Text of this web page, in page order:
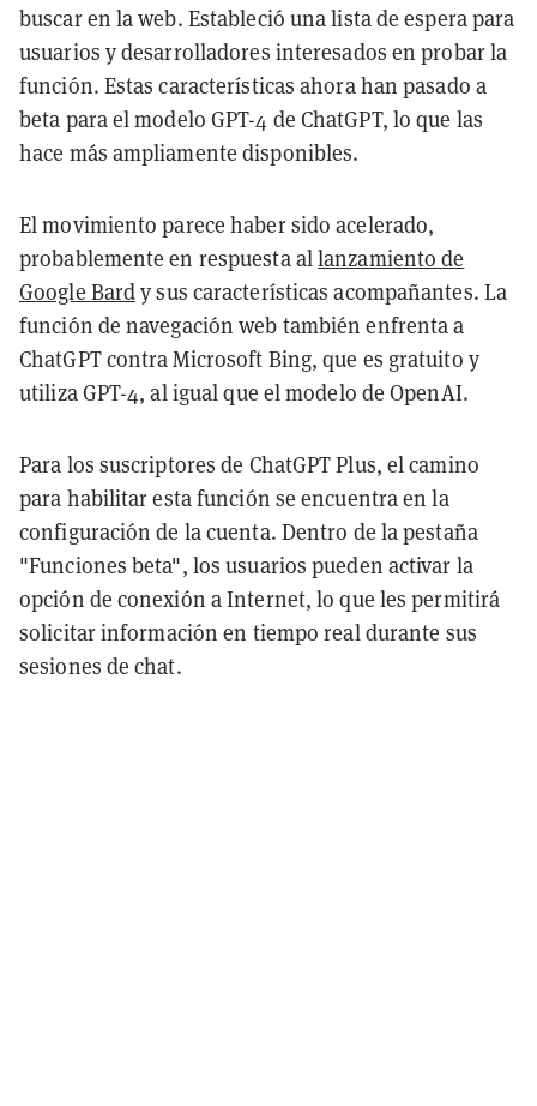
buscar en la web. Estableció una lista de espera para
usuarios y desarrolladores interesados en probar la
función. Estas características ahora han pasado a
beta para el modelo GPT-4 de ChatGPT, lo que las
hace más ampliamente disponibles.
El movimiento parece haber sido acelerado,
probablemente en respuesta allanzamiento de
Google Bardy sus características acompañantes. La
función de navegación web también enfrenta a
ChatGPT contra Microsoft Bing, que es gratuito y
utiliza GPT-4, al igual que el modelo de OpenAI.
Para los suscriptores de ChatGPT Plus, el camino
para habilitar esta función se encuentra en la
configuración de la cuenta. Dentro de la pestaña
"Funciones beta", los usuarios pueden activar la
opción de conexión a Internet, lo que les permitirá
solicitar información en tiempo real durante sus
sesiones de chat.